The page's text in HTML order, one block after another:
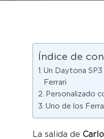
Índice de
Un Daytona
Ferrari
Personalizado
Uno de los
La salida de